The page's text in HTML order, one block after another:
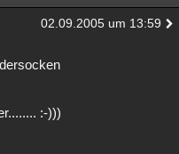
02.09.2005 um 13:59
:-)))